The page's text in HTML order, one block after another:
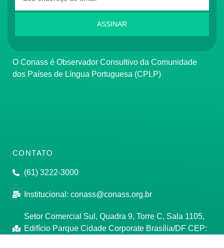
ASSINAR
O Conass é Observador Consultivo da Comunidade
dos Países de Língua Portuguesa (CPLP)
CONTATO
(61) 3222-3000
Institucional: conass@conass.org.br
Setor Comercial Sul, Quadra 9, Torre C, Sala 1105,
Edifício Parque Cidade Corporate Brasília/DF CEP: